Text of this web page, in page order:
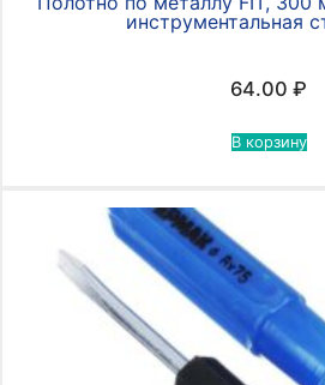
инструментальная
64.00 ₽
В корзину